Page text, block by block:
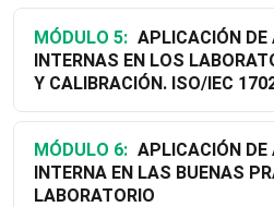
MÓDULO 5: APLICACIÓN DE AUDITORIAS
INTERNAS EN LOS
Y CALIBRACIÓN. ISO/IEC
MÓDULO 6: APLICACIÓN DE AUDITORIA
INTERNA EN LAS BUENAS
LABORATORIO